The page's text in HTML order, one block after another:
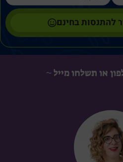
להתנסות בחינם
או תשלחו מייל ~